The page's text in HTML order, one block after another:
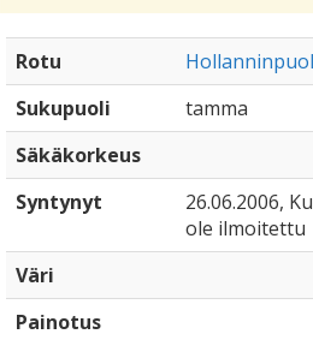
Rotu
Sukupuoli
tamma
Säkäkorkeus
Syntynyt
26.06.2006,
ole ilmoitettu
Väri
Painotus